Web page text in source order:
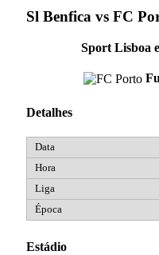
Sl Benfica vs FC
Sport Lisboa
Detalhes
Estádio